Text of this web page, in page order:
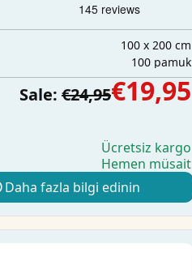
100 x 200 cm
100 pamuk
Sale: €24,95€19,95
Ücretsiz kargo
Hemen müsait
Daha fazla bilgi edinin